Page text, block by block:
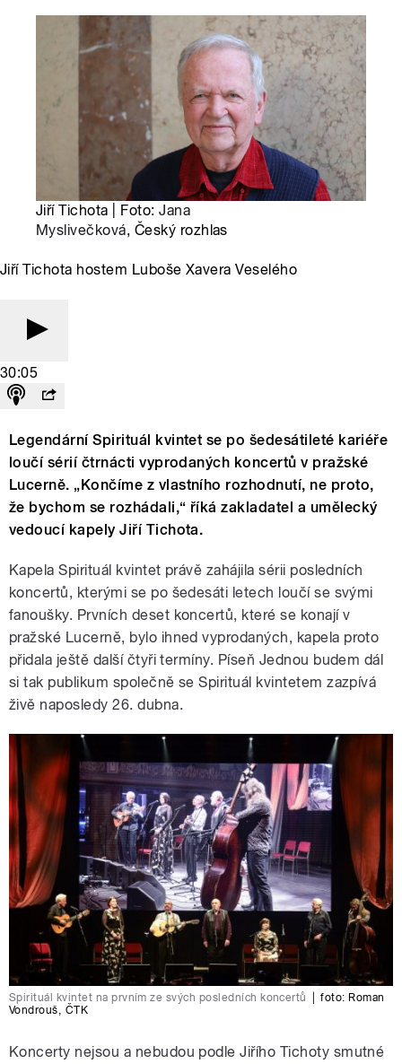
Jiří Tichota | Foto:Jana
Myslivečková, Český rozhlas
Jiří Tichota hostem Luboše Xavera Veselého
30:05
Legendární Spirituál kvintet se po šedesátileté kariéře
loučí sérií čtrnácti vyprodaných koncertů v pražské
Lucerně. „Končíme z vlastního rozhodnutí, ne proto,
že bychom se rozhádali,“ říká zakladatel a umělecký
vedoucí kapely Jiří Tichota.
Kapela Spirituál kvintet právě zahájila sérii posledních
koncertů, kterými se po šedesáti letech loučí se svými
fanoušky. Prvních deset koncertů, které se konají v
pražské Lucerně, bylo ihned vyprodaných, kapela proto
přidala ještě další čtyři termíny. Píseň Jednou budem dál
si tak publikum společně se Spirituál kvintetem zazpívá
živě naposledy 26. dubna.
Spirituál kvintet na prvním ze svých posledních koncertů foto: Roman
Vondrouš, ČTK
Koncerty nejsou a nebudou podle Jiřího Tichoty smutné